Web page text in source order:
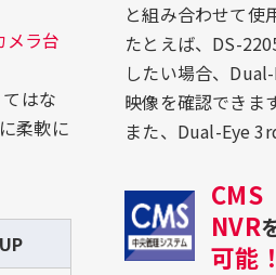
メラ台
はな
柔軟に
と組み合わせて使
たとえば、DS-
したい場合、
映像を確認できます
また、Dual-Eye
CMS
NVR
可能！